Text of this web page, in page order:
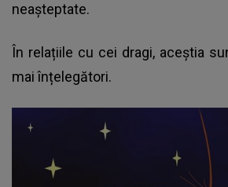
neașteptate.
În relațiile cu cei dragi, aceștia
mai înțelegători.